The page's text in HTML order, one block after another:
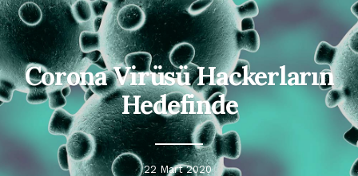
Corona Virüsü Hackerların
Hedefinde
22 Mart 2020